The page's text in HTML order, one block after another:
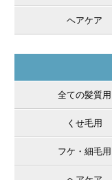
ヘアケア
全ての髪質用
くせ毛用
フケ・細毛用